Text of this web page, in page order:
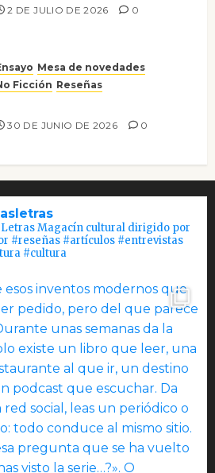
2 DE JULIO DE 2026 0
Mesa de novedades
Ficción Reseñas
30 DE JUNIO DE 2026 0
Letras Magacín cultural dirigido por
#reseñas #artículos #entrevistas
#cultura